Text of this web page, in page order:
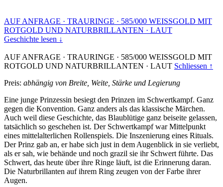
AUF ANFRAGE · TRAURINGE · 585/000 WEISSGOLD MIT
ROTGOLD UND NATURBRILLANTEN · LAUT
Geschichte lesen ↓
AUF ANFRAGE · TRAURINGE · 585/000 WEISSGOLD MIT
ROTGOLD UND NATURBRILLANTEN · LAUT Schliessen ↑
Preis: abhängig von Breite, Weite, Stärke und Legierung
Eine junge Prinzessin besiegt den Prinzen im Schwertkampf. Ganz
gegen die Konvention. Ganz anders als das klassische Märchen.
Auch weil diese Geschichte, das Blaublütige ganz beiseite gelassen,
tatsächlich so geschehen ist. Der Schwertkampf war Mittelpunkt
eines mittelalterlichen Rollenspiels. Die Inszenierung eines Rituals.
Der Prinz gab an, er habe sich just in dem Augenblick in sie verliebt,
als er sah, wie behände und noch grazil sie ihr Schwert führte. Das
Schwert, das heute über ihre Ringe läuft, ist die Erinnerung daran.
Die Naturbrillanten auf ihrem Ring zeugen von der Farbe ihrer
Augen.